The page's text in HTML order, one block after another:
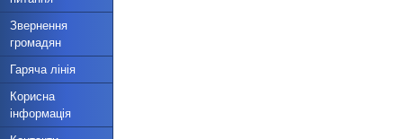
Звернення
громадян
Гаряча лінія
Корисна
інформація